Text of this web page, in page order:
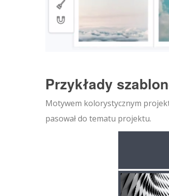
Przykłady
Motywem kolorystycznym
pasował do tematu projektu.